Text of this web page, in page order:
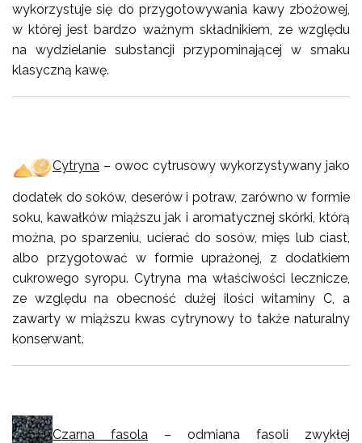
wykorzystuje się do przygotowywania kawy zbożowej,
w której jest bardzo ważnym składnikiem, ze względu
na wydzielanie substancji przypominającej w smaku
klasyczną kawę.
Cytryna – owoc cytrusowy wykorzystywany jako
dodatek do soków, deserów i potraw, zarówno w formie
soku, kawałków miąższu jak i aromatycznej skórki, którą
można, po sparzeniu, ucierać do sosów, mięs lub ciast,
albo przygotować w formie uprażonej, z dodatkiem
cukrowego syropu. Cytryna ma właściwości lecznicze,
ze względu na obecność dużej ilości witaminy C, a
zawarty w miąższu kwas cytrynowy to także naturalny
konserwant.
Czarna fasola – odmiana fasoli zwykłej